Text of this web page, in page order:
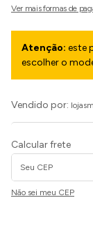
Atenção: este
escolher o
Vendido por:
Calcular frete
Não sei meu CEP